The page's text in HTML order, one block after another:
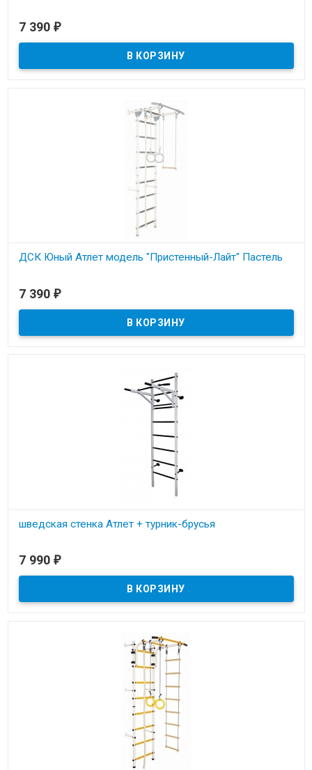
до 100кг.
7 390 ₽
ДСК Юный Атлет модель "Пристенный-Лайт" Пастель
до 100кг.
7 390 ₽
шведская стенка Атлет + турник-брусья
взрослых. Нагрузка до 120кг.
7 990 ₽